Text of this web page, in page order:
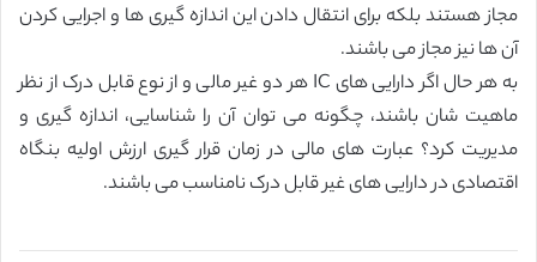
مجاز هستند بلکه برای انتقال دادن این اندازه گیری ها و اجرایی کردن
آن ها نیز مجاز می باشند.
به هر حال اگر دارایی های IC هر دو غیر مالی و از نوع قابل درک از نظر
ماهیت شان باشند، چگونه می توان آن را شناسایی، اندازه گیری و
مدیریت کرد؟ عبارت های مالی در زمان قرار گیری ارزش اولیه بنگاه
اقتصادی در دارایی های غیر قابل درک نامناسب می باشند.